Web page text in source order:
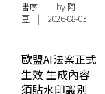
書序 | by 阿
豆 | 2026-08-03
歐盟AI法案正式
生效 生成內容
須貼水印識別